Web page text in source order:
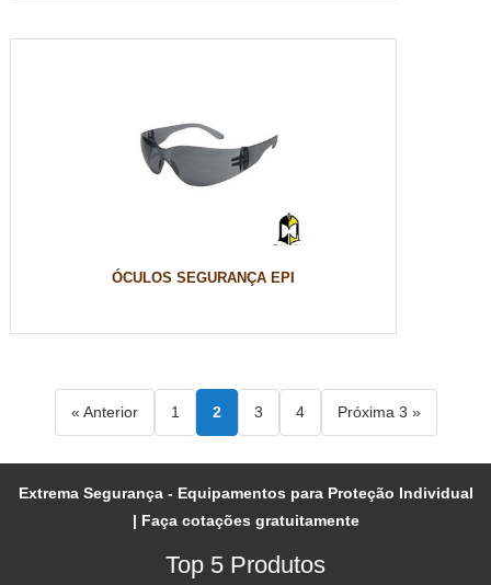
ÓCULOS SEGURANÇA EPI
« Anterior 1 2 3 4 Próxima 3 »
Extrema Segurança - Equipamentos para Proteção Individual
| Faça cotações gratuitamente
Top 5 Produtos